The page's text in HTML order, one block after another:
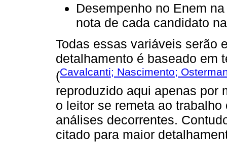
Desempenho no Enem
nota de cada candidato
Todas essas variáveis serão
detalhamento é baseado em
(Cavalcanti; Nascimento;
reproduzido aqui apenas por
o leitor se remeta ao
análises decorrentes.
citado para maior